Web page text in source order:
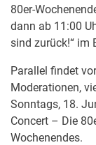
80er-
dann ab 11:00
sind zurück!“ im
Parallel findet
Moderationen,
Sonntags, 18.
Concert – Die
Wochenendes.